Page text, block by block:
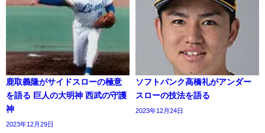
鹿取義隆がサイドスローの極意
を語る 巨人の大明神 西武の守護
神
2023年12月29日
ソフトバンク高橋礼がアンダー
スローの技法を語る
2023年12月24日